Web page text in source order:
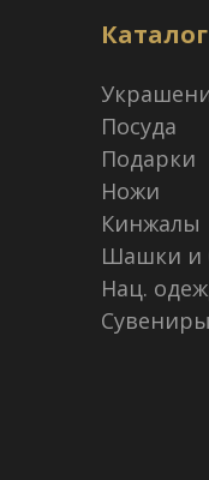
Каталог
Посуда
Подарки
Ножи
Кинжалы
Шашки и
Нац.
Сувениры